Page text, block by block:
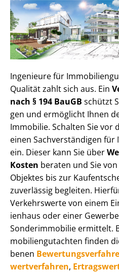
Ingenieure für
Qualität zahlt sich aus. Ein
nach § 194 BauGB schützt
gen und ermöglicht Ihnen
Immobilie. Schalten Sie vor
einen Sach­ver­stän­di­gen
ein. Dieser kann Sie über
Kosten beraten und Sie
Objektes bis zur
zuverlässig begleiten.
Verkehrswerte von einem
i­en­haus oder einer
Sonderimmobilie ermittelt.
mo­bi­li­en­gut­ach­ten finden
be­nen
wert­ver­fah­ren,